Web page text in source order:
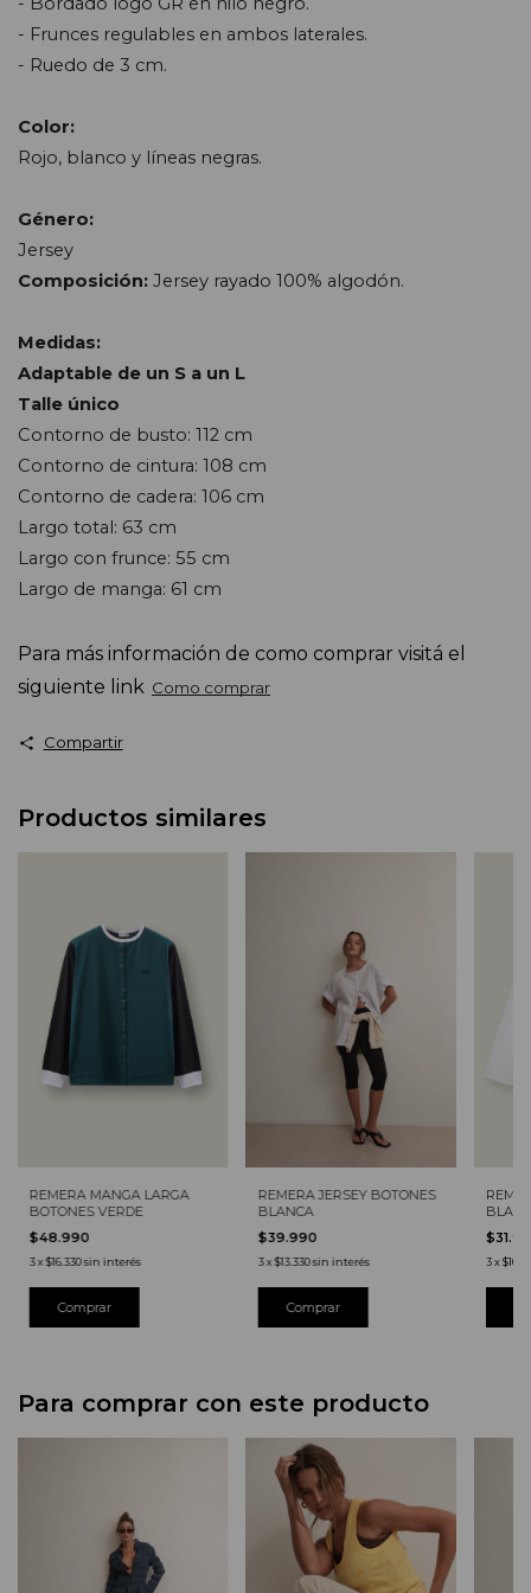
- Frunces regulables en ambos laterales.
- Ruedo de 3 cm.
Color:
Rojo, blanco y líneas negras.
Género:
Jersey
Composición: Jersey rayado 100% algodón.
Medidas:
Adaptable de un S a un L
Talle único
Contorno de busto: 112 cm
Contorno de cintura: 108 cm
Contorno de cadera: 106 cm
Largo total: 63 cm
Largo con frunce: 55 cm
Largo de manga: 61 cm
Para más información de como comprar visitá el
siguiente link Como comprar
Compartir
Productos similares
REMERA MANGA LARGA
BOTONES VERDE
$48.990
3x$16.330sin interés
REMERA JERSEY BOTONES
BLANCA
$39.990
3 x$13.330sin interés 3x
Para comprar con este producto